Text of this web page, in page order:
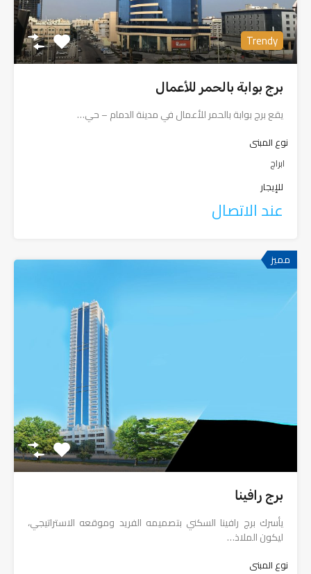
Trendy
برج بوابة بالحمر للأعمال
يقع برج بوابة بالحمر للأعمال في مدينة الدمام – حي…
نوع المبنى
ابراج
للإيجار
عند الاتصال
مميز
برج رافينا
يأسرك برج رافينا السكني بتصميمه الفريد وموقعه الاستراتيجي،
ليكون الملاذ…
نوع المبنى